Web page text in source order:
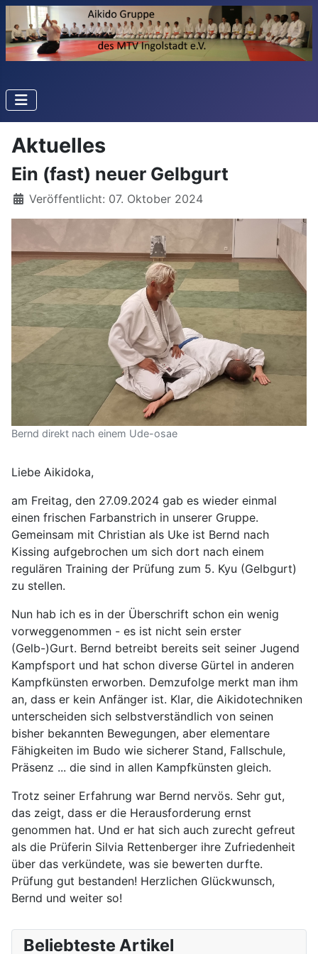
Aktuelles
Ein (fast) neuer Gelbgurt
Details
Veröffentlicht: 07. Oktober 2024
Bernd direkt nach einem Ude-osae
Liebe Aikidoka,
am Freitag, den 27.09.2024 gab es wieder einmal
einen frischen Farbanstrich in unserer Gruppe.
Gemeinsam mit Christian als Uke ist Bernd nach
Kissing aufgebrochen um sich dort nach einem
regulären Training der Prüfung zum 5. Kyu (Gelbgurt)
zu stellen.
Nun hab ich es in der Überschrift schon ein wenig
vorweggenommen - es ist nicht sein erster
(Gelb-)Gurt. Bernd betreibt bereits seit seiner Jugend
Kampfsport und hat schon diverse Gürtel in anderen
Kampfkünsten erworben. Demzufolge merkt man ihm
an, dass er kein Anfänger ist. Klar, die Aikidotechniken
unterscheiden sich selbstverständlich von seinen
bisher bekannten Bewegungen, aber elementare
Fähigkeiten im Budo wie sicherer Stand, Fallschule,
Präsenz ... die sind in allen Kampfkünsten gleich.
Trotz seiner Erfahrung war Bernd nervös. Sehr gut,
das zeigt, dass er die Herausforderung ernst
genommen hat. Und er hat sich auch zurecht gefreut
als die Prüferin Silvia Rettenberger ihre Zufriedenheit
über das verkündete, was sie bewerten durfte.
Prüfung gut bestanden! Herzlichen Glückwunsch,
Bernd und weiter so!
Beliebteste Artikel